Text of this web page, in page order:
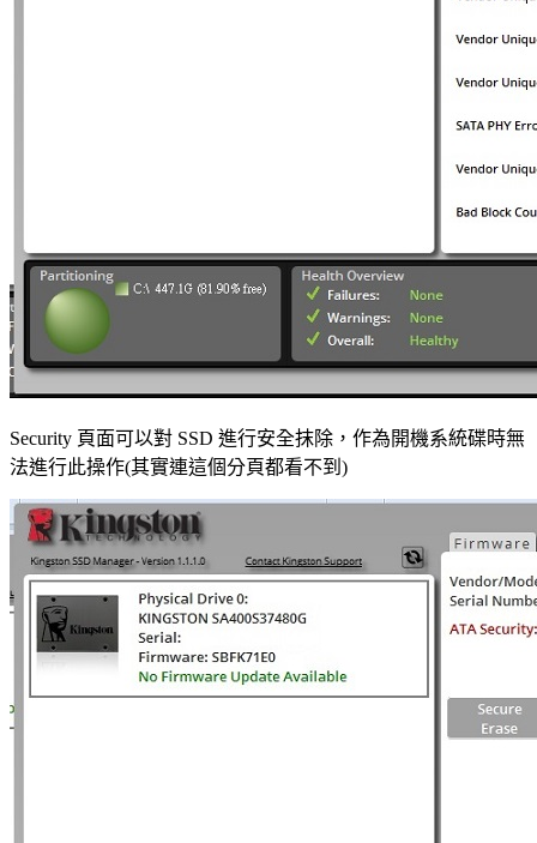
Security 頁面可以對 SSD 進行安全抹除，作為開機系統碟時無
法進行此操作(其實連這個分頁都看不到)